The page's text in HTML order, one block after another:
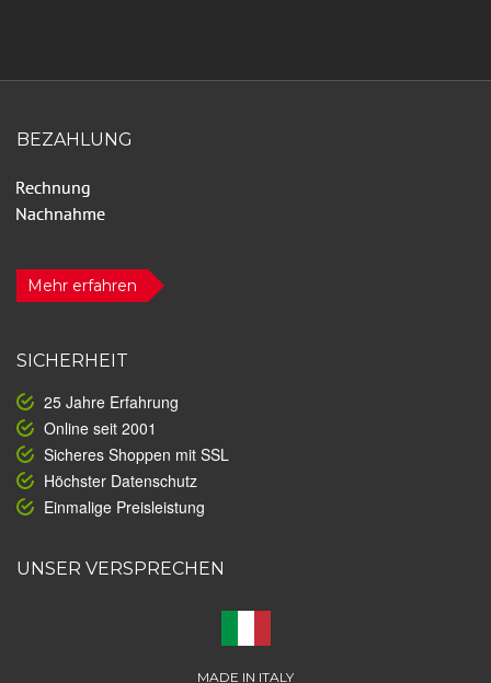
BEZAHLUNG
Mehr erfahren
SICHERHEIT
25 Jahre Erfahrung
Online seit 2001
Sicheres Shoppen mit SSL
Höchster Datenschutz
Einmalige Preisleistung
UNSER VERSPRECHEN
MADE IN ITALY